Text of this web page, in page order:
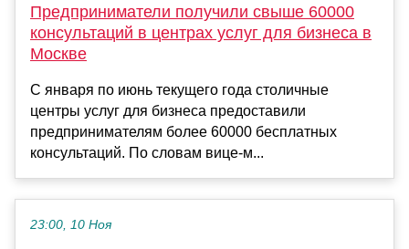
Предприниматели получили свыше 60000
консультаций в центрах услуг для бизнеса в
Москве
С января по июнь текущего года столичные
центры услуг для бизнеса предоставили
предпринимателям более 60000 бесплатных
консультаций. По словам вице-м...
23:00, 10 Ноя